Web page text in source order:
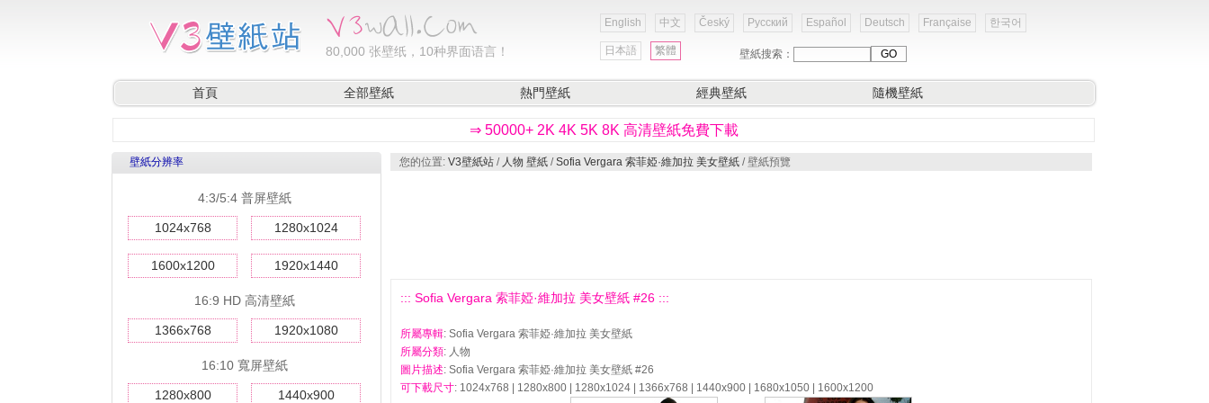
80,000 张壁纸，10种界面语言！
English 中文 Český Русский Español Deutsch Française 한국어
日本語 繁體 壁紙搜索：
首頁 全部壁紙 熱門壁紙 經典壁紙 隨機壁紙
⇒ 50000+ 2K 4K 5K 8K 高清壁紙免費下載
壁紙分辨率
4:3/5:4 普屏壁紙
1024x768 1280x1024
1600x1200 1920x1440
16:9 HD 高清壁紙
1366x768 1920x1080
16:10 寬屏壁紙
1280x800 1440x900
您的位置: V3壁紙站 / 人物 壁紙 /Sofia Vergara 索菲婭·維加拉 美女壁紙 / 壁紙預覽
::: Sofia Vergara 索菲婭·維加拉 美女壁紙 #26 :::
所屬專輯: Sofia Vergara 索菲婭·維加拉 美女壁紙
所屬分類: 人物
圖片描述: Sofia Vergara 索菲婭·維加拉 美女壁紙 #26
可下載尺寸: 1024x768 | 1280x800 | 1280x1024 | 1366x768 | 1440x900 | 1680x1050 | 1600x1200